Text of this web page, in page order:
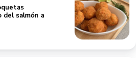
del salmón a